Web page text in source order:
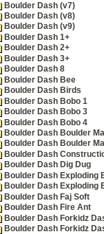
Boulder Dash (v7)
Boulder Dash (v8)
Boulder Dash (v9)
Boulder Dash 1+
Boulder Dash 2+
Boulder Dash 3+
Boulder Dash 8
Boulder Dash Bee
Boulder Dash Birds
Boulder Dash Bobo 1
Boulder Dash Bobo 3
Boulder Dash Bobo 4
Boulder Dash Boulder
Boulder Dash Boulder
Boulder Dash
Boulder Dash Dig Dug
Boulder Dash Exploding
Boulder Dash Exploding
Boulder Dash Faj Soft
Boulder Dash Fire Ant
Boulder Dash Forkidz
Boulder Dash Forkidz